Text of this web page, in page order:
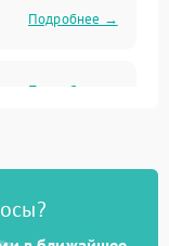
Подробнее →
Подробнее →